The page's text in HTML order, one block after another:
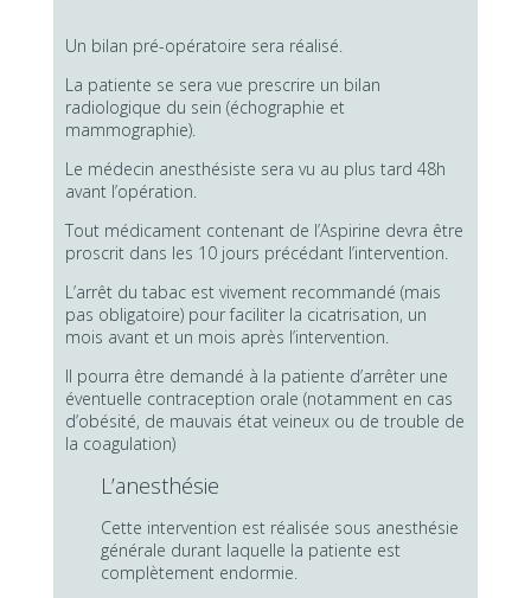
Un bilan pré-opératoire sera réalisé.
La patiente se sera vue prescrire un bilan
radiologique du sein (échographie et
mammographie).
Le médecin anesthésiste sera vu au plus tard 48h
avant l’opération.
Tout médicament contenant de l’Aspirine devra être
proscrit dans les 10 jours précédant l’intervention.
L’arrêt du tabac est vivement recommandé (mais
pas obligatoire) pour faciliter la cicatrisation, un
mois avant et un mois après l’intervention.
Il pourra être demandé à la patiente d’arrêter une
éventuelle contraception orale (notamment en cas
d’obésité, de mauvais état veineux ou de trouble de
la coagulation)
L’anesthésie
Cette intervention est réalisée sous anesthésie
générale durant laquelle la patiente est
complètement endormie.